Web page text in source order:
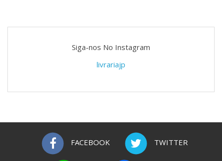
Siga-nos No Instagram
livrariajp
FACEBOOK TWITTER